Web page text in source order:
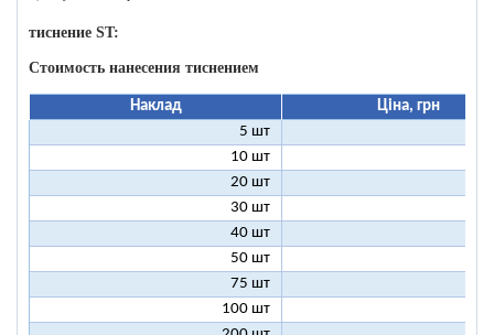
тиснение ST:
Стоимость нанесения тиснением
Наклад
Ціна, грн
5 шт
10 шт
20 шт
30 шт
40 шт
50 шт
75 шт
100 шт